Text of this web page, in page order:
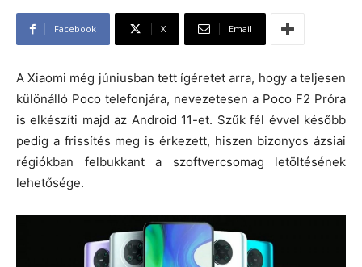
Facebook X Email
A Xiaomi még júniusban tett ígéretet arra, hogy a teljesen
különálló Poco telefonjára, nevezetesen a Poco F2 Próra
is elkészíti majd az Android 11-et. Szűk fél évvel később
pedig a frissítés meg is érkezett, hiszen bizonyos ázsiai
régiókban felbukkant a szoftvercsomag letöltésének
lehetősége.